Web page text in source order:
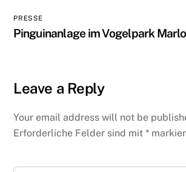
PRESSE
Pinguinanlage im Vogelpark
Leave a Reply
Your email address will not be
Erforderliche Felder sind mit*